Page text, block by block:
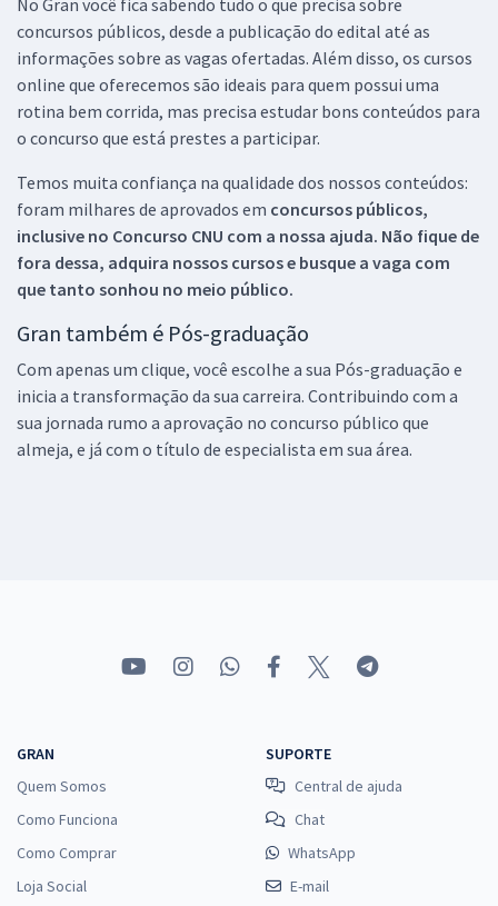
concursos públicos, desde a publicação do edital até as
informações sobre as vagas ofertadas. Além disso, os cursos
online que oferecemos são ideais para quem possui uma
rotina bem corrida, mas precisa estudar bons conteúdos para
o concurso que está prestes a participar.
Temos muita confiança na qualidade dos nossos conteúdos:
foram milhares de aprovados em concursos públicos,
inclusive no Concurso CNU com a nossa ajuda. Não fique de
fora dessa, adquira nossos cursos e busque a vaga com
que tanto sonhou no meio público.
Gran também é Pós-graduação
Com apenas um clique, você escolhe a sua Pós-graduação e
inicia a transformação da sua carreira. Contribuindo com a
sua jornada rumo a aprovação no concurso público que
almeja, e já com o título de especialista em sua área.
GRAN
Quem Somos
Como Funciona
Como Comprar
Loja Social
SUPORTE
Central de ajuda
Chat
WhatsApp
E-mail